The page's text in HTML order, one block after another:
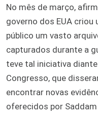
No mês de março,
governo dos EUA
público um vasto
capturados durante a
teve tal iniciativa
Congresso, que
encontrar novas
oferecidos por Saddam